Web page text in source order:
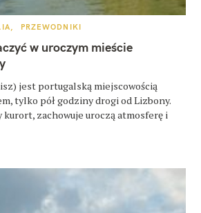
PRZEWODNIKI
w uroczym mieście
jest portugalską miejscowością
tylko pół godziny drogi od Lizbony.
zachowuje uroczą atmosferę i